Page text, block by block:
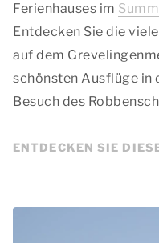
Ferienhauses im
Entdecken Sie die
auf dem
schönsten Ausflüge in
Besuch des
ENTDECKEN SIE